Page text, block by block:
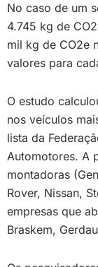
No caso de um
4.745 kg de
mil kg de CO2e
valores para
O estudo
nos veículos
lista da
Automotores. A
montadoras
Rover, Nissan,
empresas que
Braskem,